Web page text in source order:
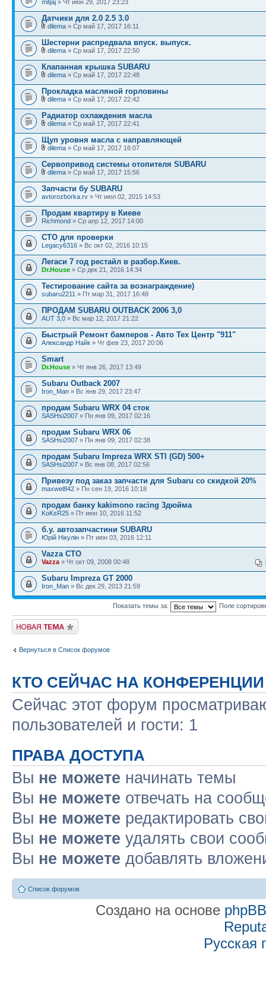
mitjaj » Чт июн 29, 2017 23:23
Датчики для 2.0 2.5 3.0
dilema » Ср май 17, 2017 16:11
Шестерни распредвала впуск. выпуск.
dilema » Ср май 17, 2017 22:50
Клапанная крышка SUBARU
dilema » Ср май 17, 2017 22:48
Прокладка масляной горловины
dilema » Ср май 17, 2017 22:42
Радиатор охлаждения масла
dilema » Ср май 17, 2017 22:41
Щуп уровня масла с направляющей
dilema » Ср май 17, 2017 16:07
Сервопривод системы отопителя SUBARU
dilema » Ср май 17, 2017 15:56
Запчасти бу SUBARU
avtorozborka.rv » Чт июл 02, 2015 14:53
Продам квартиру в Киеве
Richmond » Ср апр 12, 2017 14:00
СТО для проверки
Legacy6316 » Вс окт 02, 2016 10:15
Легаси 7 год рестайл в разбор.Киев.
Dr.House » Ср дек 21, 2016 14:34
Тестирование сайта за вознаграждение)
subaru2211 » Пт мар 31, 2017 16:48
ПРОДАМ SUBARU OUTBACK 2006 3,0
AUT 3,0 » Вс мар 12, 2017 21:22
Быстрый Ремонт бамперов - Авто Тех Центр "911"
Александр Найк » Чт фев 23, 2017 20:06
Smart
Dr.House » Чт янв 26, 2017 13:49
Subaru Outback 2007
Iron_Man » Вс янв 29, 2017 23:47
продам Subaru WRX 04 сток
SASHsi2007 » Пн янв 09, 2017 02:16
продам Subaru WRX 06
SASHsi2007 » Пн янв 09, 2017 02:38
продам Subaru Impreza WRX STI (GD) 500+
SASHsi2007 » Вс янв 08, 2017 02:56
Привезу под заказ запчасти для Subaru со скидкой 20%
maxwel842 » Пн сен 19, 2016 10:18
продам банку kakimono racing 3дюйма
KoKsR25 » Пт июн 10, 2016 11:52
б.у. автозапчастини SUBARU
Юрій Нікулін » Пт июн 03, 2016 12:11
Vazza СТО
Vazza » Чт окт 09, 2008 00:48
Subaru Impreza GT 2000
Iron_Man » Вс дек 29, 2013 21:59
Показать темы за: Поле
Новая тема
Вернуться в Список форумов
КТО СЕЙЧАС НА КОНФЕРЕНЦИИ
Сейчас этот форум
пользователей и гости: 1
ПРАВА ДОСТУПА
Вы не можете начинать темы
Вы не можете отвечать на
Вы не можете редактировать
Вы не можете удалять свои
Вы не можете добавлять
Список форумов
Создано на основе phpBB
Русская